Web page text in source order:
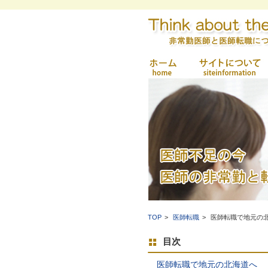
TOP 医師転職 医師転職で地元の
目次
医師転職で地元の北海道へ